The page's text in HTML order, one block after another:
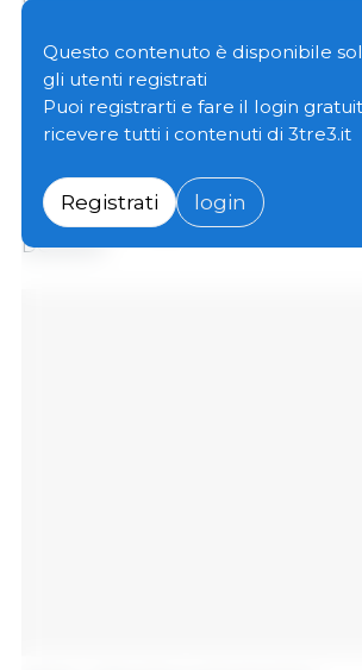
con sede a Langhirano, che a sua
ulteriori mercati avvantaggiandosi
innovazione di Beretta che
linea di prodotti DOP e IGP.
Beretta ha 29 siti produttivi tra Italia,
con un portofoglio di oltre 500
DOP/IGP.
Questo contenuto è disponibile
gli utenti registrati
Puoi registrarti e fare il login
ricevere tutti i contenuti di 3tre3.it
Registrati login